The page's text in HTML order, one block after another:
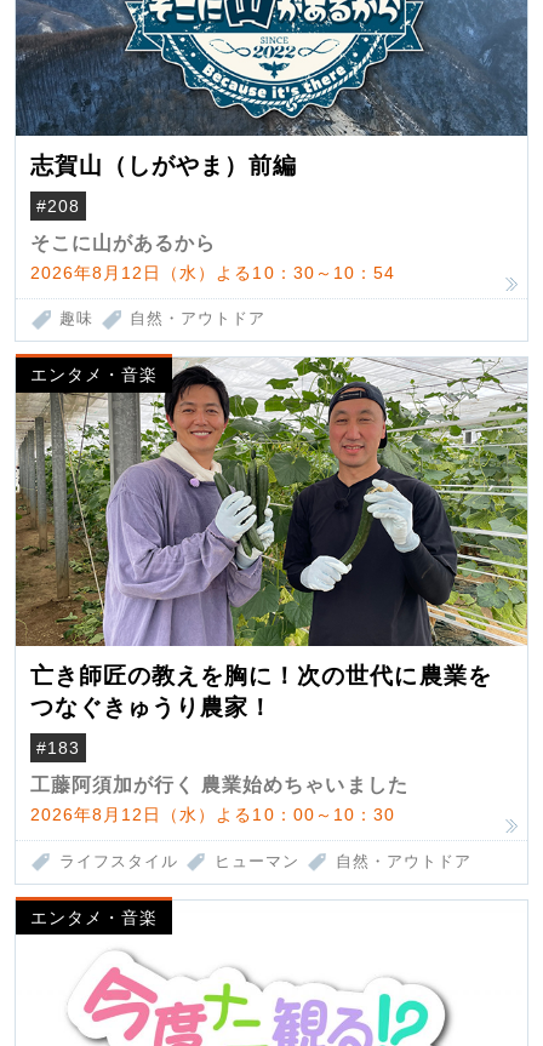
志賀山（しがやま）前編
#208
そこに山があるから
2026年8月12日（水）よる10：30～10：54
趣味 自然・アウトドア
エンタメ・音楽
亡き師匠の教えを胸に！次の世代に農業を
つなぐきゅうり農家！
#183
工藤阿須加が行く 農業始めちゃいました
2026年8月12日（水）よる10：00～10：30
ライフスタイル ヒューマン 自然・アウトドア
エンタメ・音楽